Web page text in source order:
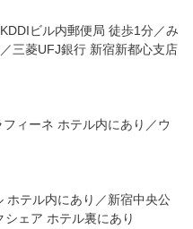
ビル内郵便局 徒歩1分／み
三菱UFJ銀行 新宿新都心支店
ィーネ ホテル内にあり／ウ
ホテル内にあり／新宿中央公
ェア ホテル裏にあり